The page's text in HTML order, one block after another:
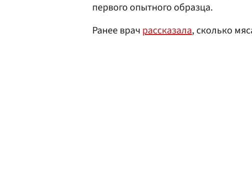
первого опытного образца.
Ранее врач рассказала, сколько